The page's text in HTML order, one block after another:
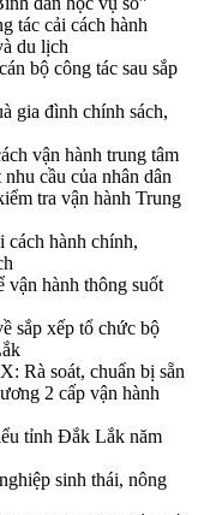
tác cải cách hành
du lịch
bộ công tác sau sắp
gia đình chính sách,
vận hành trung tâm
cầu của nhân dân
tra vận hành Trung
hành chính,
vận hành thông suốt
sắp xếp tổ chức bộ
Rà soát, chuẩn bị sẵn
2 cấp vận hành
tỉnh Đắk Lắk năm
sinh thái, nông